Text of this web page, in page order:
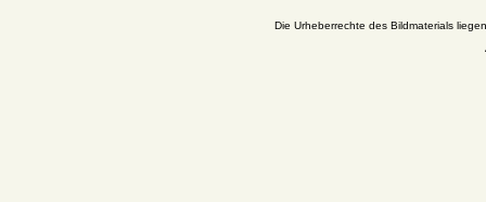
Die Urheberrechte des Bildmaterials